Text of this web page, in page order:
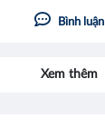
Bình luận
Xem thêm